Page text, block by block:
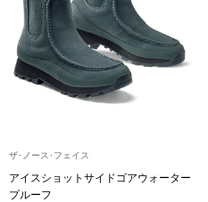
ザ･ノース･フェイス
アイスショットサイドゴアウォーター
プルーフ